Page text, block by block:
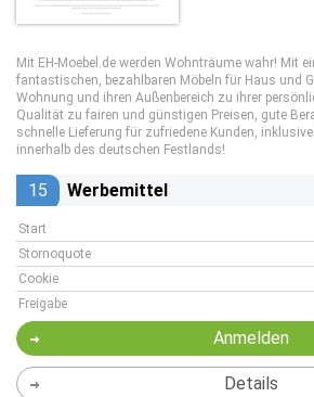
Mit EH-Moebel.de werden Wohnträume wahr! Mit
fantastischen, bezahlbaren Möbeln für Haus und
Wohnung und ihren Außenbereich zu ihrer
Qualität zu fairen und günstigen Preisen, gute
schnelle Lieferung für zufriedene Kunden,
innerhalb des deutschen Festlands!
15 Werbemittel
Start
Stornoquote
Cookie
Freigabe
Anmelden
Details